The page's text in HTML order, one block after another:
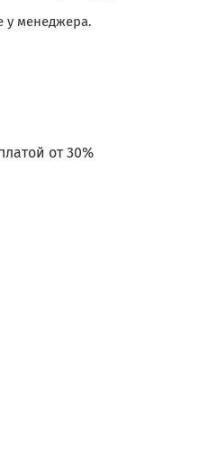
у менеджера.
от 30%